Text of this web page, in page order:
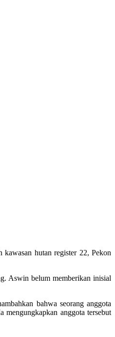
hutan register 22, Pekon
Aswin belum memberikan inisial
bahwa seorang anggota
mengungkapkan anggota tersebut